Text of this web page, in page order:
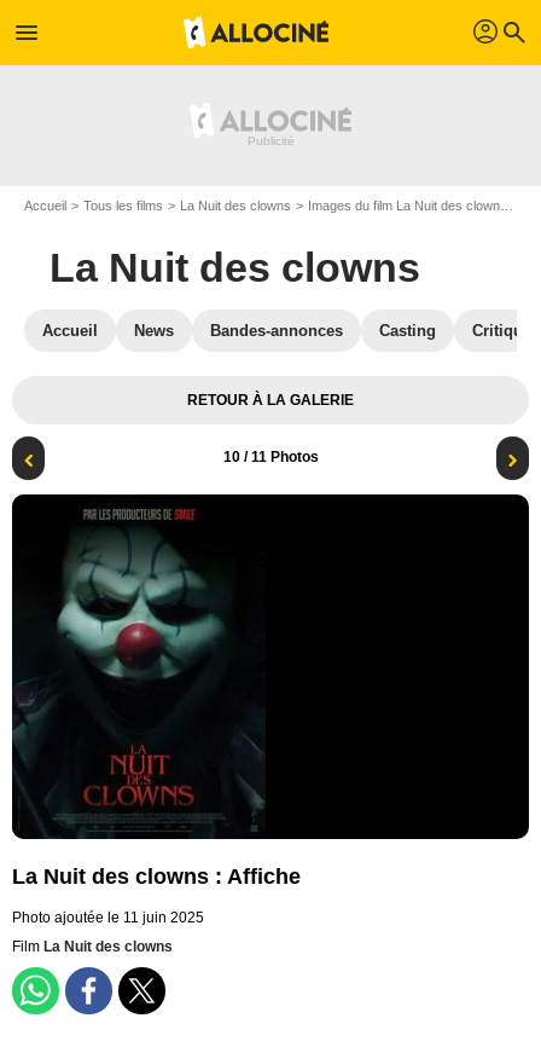
menu profil search
Accueil Tous les films La Nuit des clowns Images du film La Nuit des clowns
La Nuit des clowns
Accueil News Bandes-annonces Casting
RETOUR À LA GALERIE
10/ 11 Photos
La Nuit des clowns : Affiche
Photo ajoutée le 11 juin 2025
Film La Nuit des clowns